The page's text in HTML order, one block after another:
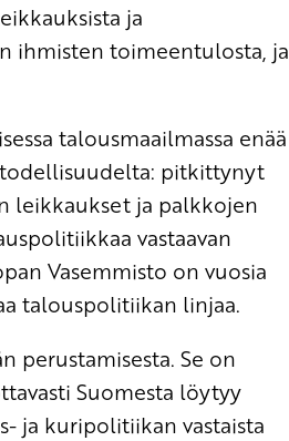
ja
ihmisten toimeentulosta, ja
talousmaailmassa enää
todellisuudelta: pitkittynyt
leikkaukset ja palkkojen
vastaavan
Vasemmisto on vuosia
talouspolitiikan linjaa.
perustamisesta. Se on
Suomesta löytyy
ja kuripolitiikan vastaista